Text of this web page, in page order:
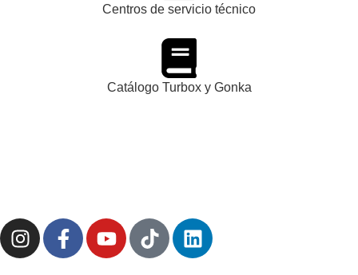
Centros de servicio técnico
Catálogo Turbox y Gonka